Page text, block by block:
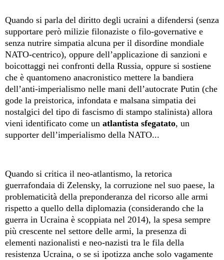
Quando si parla del diritto degli ucraini a difendersi (senza
supportare però milizie filonaziste o filo-governative e
senza nutrire simpatia alcuna per il disordine mondiale
NATO-centrico), oppure dell’applicazione di sanzioni e
boicottaggi nei confronti della Russia, oppure si sostiene
che è quantomeno anacronistico mettere la bandiera
dell’anti-imperialismo nelle mani dell’autocrate Putin (che
gode la preistorica, infondata e malsana simpatia dei
nostalgici del tipo di fascismo di stampo stalinista) allora
vieni identificato come un atlantista sfegatato, un
supporter dell’imperialismo della NATO...
Quando si critica il neo-atlantismo, la retorica
guerrafondaia di Zelensky, la corruzione nel suo paese, la
problematicità della preponderanza del ricorso alle armi
rispetto a quello della diplomazia (considerando che la
guerra in Ucraina è scoppiata nel 2014), la spesa sempre
più crescente nel settore delle armi, la presenza di
elementi nazionalisti e neo-nazisti tra le fila della
resistenza Ucraina, o se si ipotizza anche solo vagamente